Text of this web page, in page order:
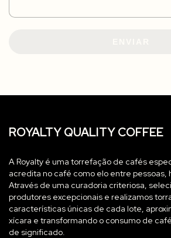
ROYALTY QUALITY COFFEE
A Royalty é uma torrefação de cafés
acredita no café como elo entre pessoas,
Através de uma curadoria criteriosa,
produtores excepcionais e realizamos
características únicas de cada lote,
xícara e transformando o consumo de
de significado.